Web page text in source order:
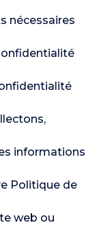
nécessaires
informations
Politique de
web ou